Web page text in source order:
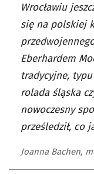
Wrocławiu
się na polskiej
Eberhardem
tradycyjne,
rolada śląska
nowoczesny
prześledził, co
Joanna Bachen,